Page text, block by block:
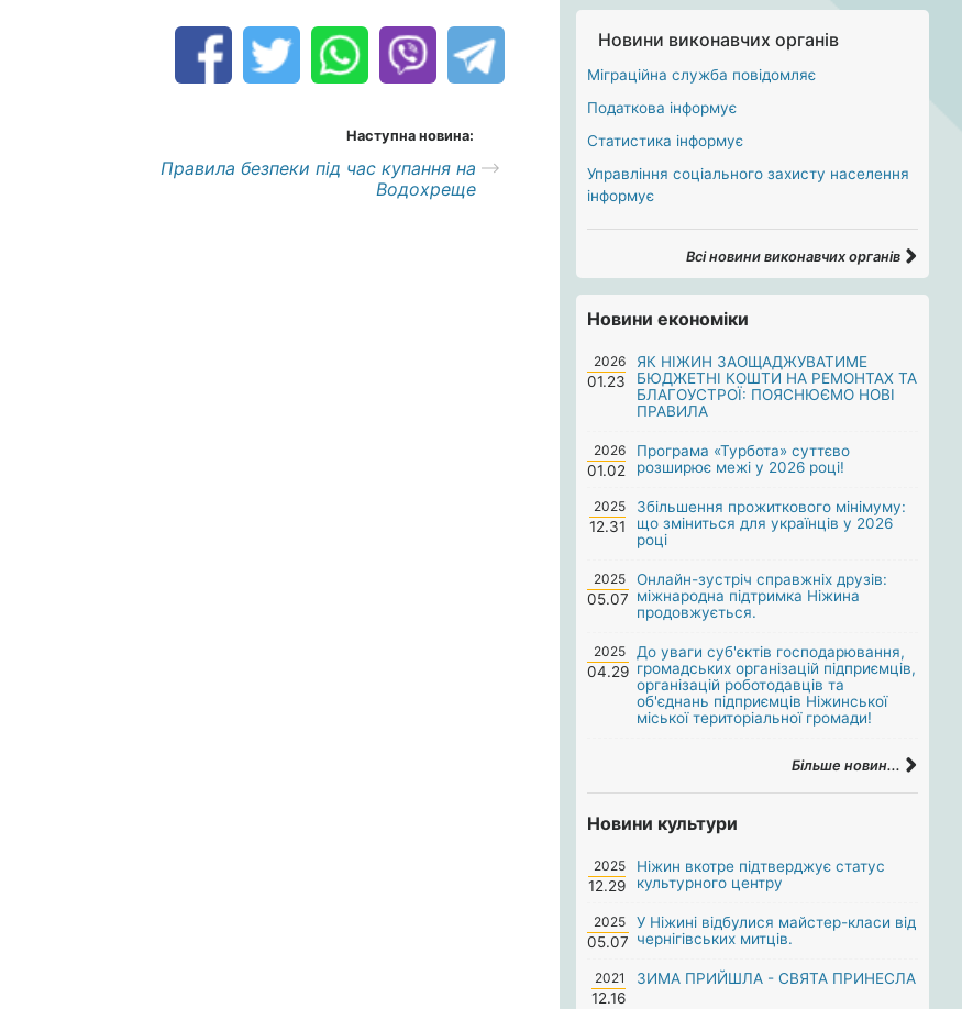
Наступна новина:
Правила безпеки під час купання на
Водохреще
Новини виконавчих органів
Міграційна служба повідомляє
Податкова інформує
Статистика інформує
Управління соціального захисту населення
інформує
Всі новини виконавчих органів
Новини економіки
2026
01.23
ЯК НІЖИН ЗАОЩАДЖУВАТИМЕ
БЮДЖЕТНІ КОШТИ НА РЕМОНТАХ ТА
БЛАГОУСТРОЇ: ПОЯСНЮЄМО НОВІ
ПРАВИЛА
2026
01.02
Програма «Турбота» суттєво
розширює межі у 2026 році!
2025
12.31
Збільшення прожиткового мінімуму:
що зміниться для українців у 2026
році
2025
05.07
Онлайн-зустріч справжніх друзів:
міжнародна підтримка Ніжина
продовжується.
2025
04.29
До уваги суб'єктів господарювання,
громадських організацій підприємців,
організацій роботодавців та
об'єднань підприємців Ніжинської
міської територіальної громади!
Більше новин...
Новини культури
2025
12.29
Ніжин вкотре підтверджує статус
культурного центру
2025
05.07
У Ніжині відбулися майстер-класи від
чернігівських митців.
2021
12.16
ЗИМА ПРИЙШЛА - СВЯТА ПРИНЕСЛА